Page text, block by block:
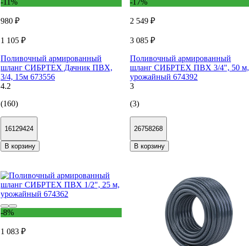
980 ₽
1 105 ₽
Поливочный армированный
шланг СИБРТЕХ Дачник ПВХ,
3/4, 15м 673556
4.2
(160)
16129424
В корзину
2 549 ₽
3 085 ₽
Поливочный армированный
шланг СИБРТЕХ ПВХ 3/4", 50 м,
урожайный 674392
3
(3)
26758268
В корзину
-8%
1 083 ₽